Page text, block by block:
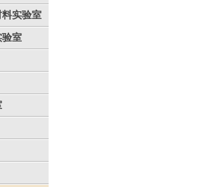
实验室
验室